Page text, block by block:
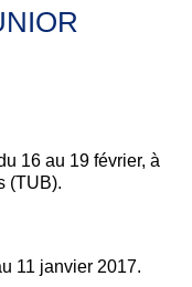
16 au 19 février, à
(TUB).
11 janvier 2017.